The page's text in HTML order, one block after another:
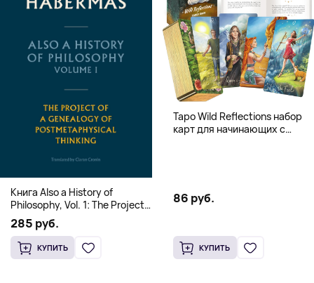
Книга Also a History of
Philosophy, Vol. 1: The Project
of a Genealogy of
Postmetaphysical Thinking
(Твердый переплет)
285 руб.
КУПИТЬ
Таро Wild Reflections набор
карт для начинающих с
86 руб.
КУПИТЬ